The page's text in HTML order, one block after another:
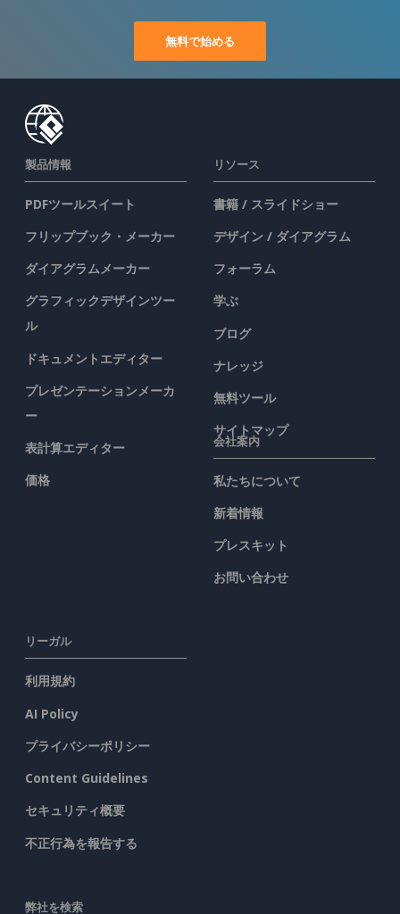
無料で始める
製品情報
PDFツールスイート
フリップブック・メーカー
ダイアグラムメーカー
グラフィックデザインツー
ル
ドキュメントエディター
プレゼンテーションメーカ
ー
表計算エディター
価格
リソース
書籍 / スライドショー
デザイン / ダイアグラム
フォーラム
学ぶ
ブログ
ナレッジ
無料ツール
サイトマップ
会社案内
私たちについて
新着情報
プレスキット
お問い合わせ
リーガル
利用規約
AI Policy
プライバシーポリシー
Content Guidelines
セキュリティ概要
不正行為を報告する
弊社を検索